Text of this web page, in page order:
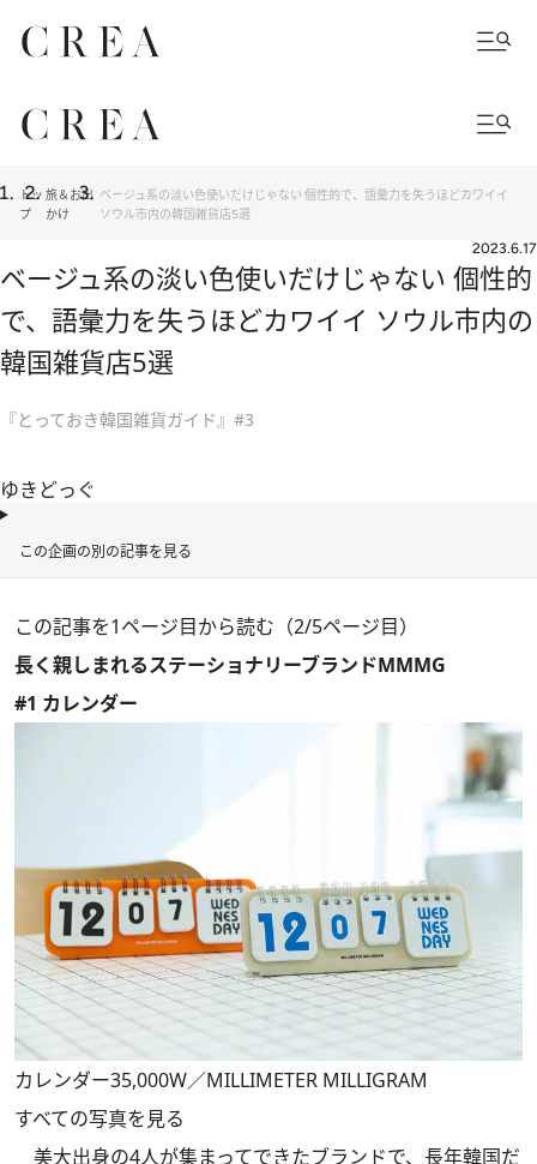
トッ
プ
旅＆お出
かけ
ベージュ系の淡い色使いだけじゃない 個性的で、語彙力を失うほどカワイイ
ソウル市内の韓国雑貨店5選
2023.6.17
ベージュ系の淡い色使いだけじゃない 個性的
で、語彙力を失うほどカワイイ ソウル市内の
韓国雑貨店5選
『とっておき韓国雑貨ガイド』#3
ゆきどっぐ
この企画の別の記事を見る
この記事を1ページ目から読む（2/5ページ目）
長く親しまれるステーショナリーブランドMMMG
#1 カレンダー
カレンダー35,000W／MILLIMETER MILLIGRAM
すべての写真を見る
美大出身の4人が集まってできたブランドで、長年韓国だ